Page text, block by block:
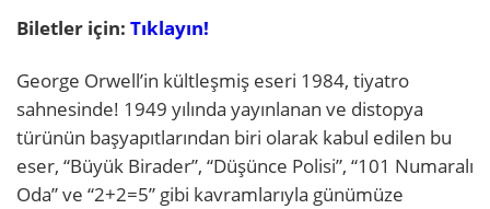
Biletler için: Tıklayın!
George Orwell’in kültleşmiş eseri 1984, tiyatro
sahnesinde! 1949 yılında yayınlanan ve distopya
türünün başyapıtlarından biri olarak kabul edilen bu
eser, “Büyük Birader”, “Düşünce Polisi”, “101 Numaralı
Oda” ve “2+2=5” gibi kavramlarıyla günümüze